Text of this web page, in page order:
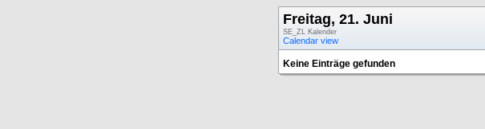
Freitag, 21. Juni
SE_ZL Kalender
Calendar view
Keine Einträge gefunden